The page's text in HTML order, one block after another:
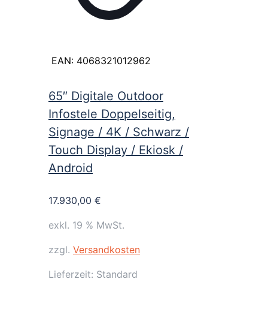
EAN: 4068321012962
65″ Digitale Outdoor
Infostele Doppelseitig,
Signage / 4K / Schwarz /
Touch Display / Ekiosk /
Android
17.930,00 €
exkl. 19 % MwSt.
zzgl. Versandkosten
Lieferzeit: Standard